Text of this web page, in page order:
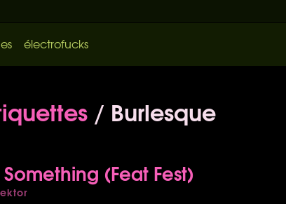
électrofucks
/ Burlesque
(Feat Fest)